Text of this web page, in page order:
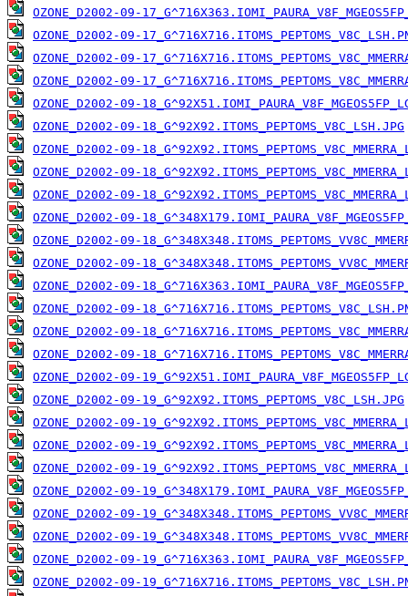
OZONE_D2002-09-
OZONE_D2002-09-
OZONE_D2002-09-
OZONE_D2002-09-
OZONE_D2002-09-
OZONE_D2002-09-18_G^92X92.ITOMS_PEPTOMS_V8C_LSH.JPG
OZONE_D2002-09-
OZONE_D2002-09-
OZONE_D2002-09-
OZONE_D2002-09-
OZONE_D2002-09-
OZONE_D2002-09-
OZONE_D2002-09-
OZONE_D2002-09-
OZONE_D2002-09-
OZONE_D2002-09-
OZONE_D2002-09-
OZONE_D2002-09-19_G^92X92.ITOMS_PEPTOMS_V8C_LSH.JPG
OZONE_D2002-09-
OZONE_D2002-09-
OZONE_D2002-09-
OZONE_D2002-09-
OZONE_D2002-09-
OZONE_D2002-09-
OZONE_D2002-09-
OZONE_D2002-09-